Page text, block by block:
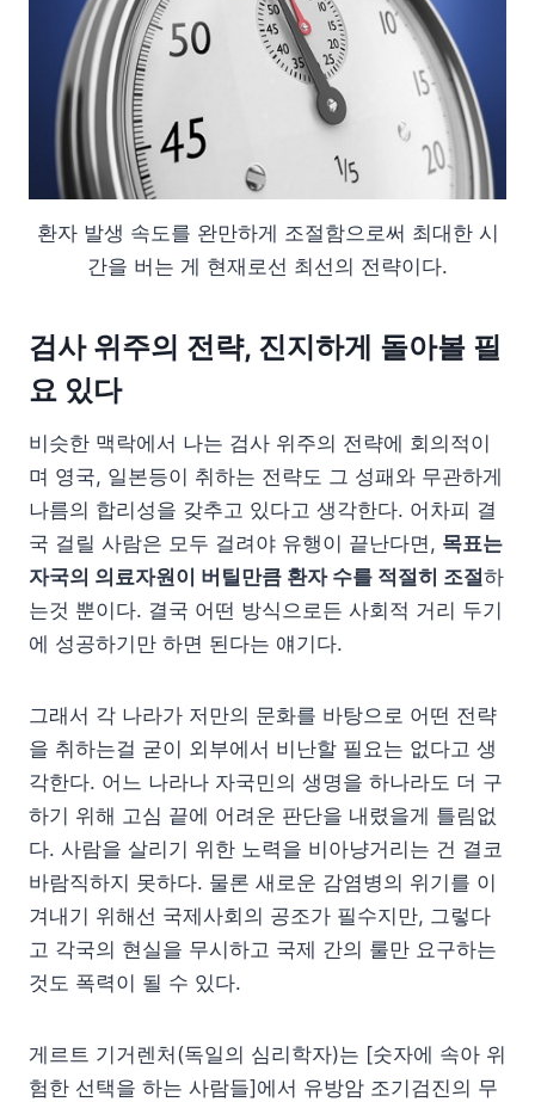
환자 발생 속도를 완만하게 조절함으로써 최대한 시
간을 버는 게 현재로선 최선의 전략이다.
검사 위주의 전략, 진지하게 돌아볼 필
요 있다
비슷한 맥락에서 나는 검사 위주의 전략에 회의적이
며 영국, 일본등이 취하는 전략도 그 성패와 무관하게
나름의 합리성을 갖추고 있다고 생각한다. 어차피 결
국 걸릴 사람은 모두 걸려야 유행이 끝난다면, 목표는
자국의 의료자원이 버틸만큼 환자 수를 적절히 조절하
는것 뿐이다. 결국 어떤 방식으로든 사회적 거리 두기
에 성공하기만 하면 된다는 얘기다.
그래서 각 나라가 저만의 문화를 바탕으로 어떤 전략
을 취하는걸 굳이 외부에서 비난할 필요는 없다고 생
각한다. 어느 나라나 자국민의 생명을 하나라도 더 구
하기 위해 고심 끝에 어려운 판단을 내렸을게 틀림없
다. 사람을 살리기 위한 노력을 비아냥거리는 건 결코
바람직하지 못하다. 물론 새로운 감염병의 위기를 이
겨내기 위해선 국제사회의 공조가 필수지만, 그렇다
고 각국의 현실을 무시하고 국제 간의 룰만 요구하는
것도 폭력이 될 수 있다.
게르트 기거렌처(독일의 심리학자)는 [숫자에 속아 위
험한 선택을 하는 사람들]에서 유방암 조기검진의 무